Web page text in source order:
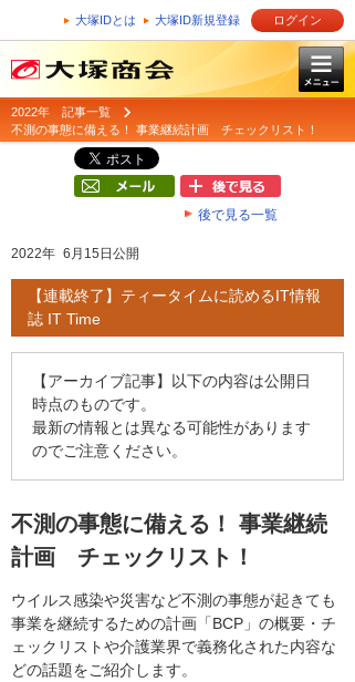
大塚IDとは 大塚ID新規登録 ログイン
2022年 記事一覧
不測の事態に備える！ 事業継続計画 チェックリスト！
後で見る一覧
2022年 6月15日公開
【連載終了】ティータイムに読めるIT情報
誌 IT Time
【アーカイブ記事】以下の内容は公開日
時点のものです。
最新の情報とは異なる可能性があります
のでご注意ください。
不測の事態に備える！ 事業継続
計画 チェックリスト！
ウイルス感染や災害など不測の事態が起きても
事業を継続するための計画「BCP」の概要・チ
ェックリストや介護業界で義務化された内容な
どの話題をご紹介します。